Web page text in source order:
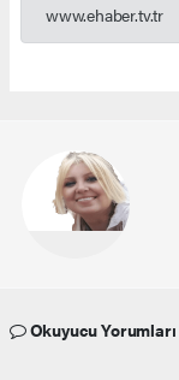
www.ehaber.tv.tr
Okuyucu Yorumları